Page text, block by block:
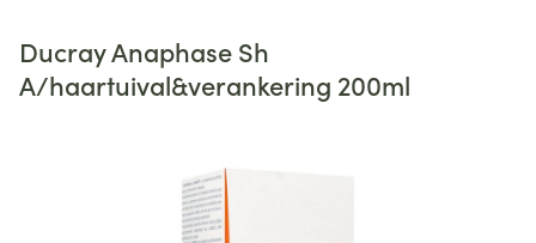
Ducray Anaphase Sh
A/haartuival&verankering 200ml